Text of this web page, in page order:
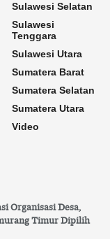
Sulawesi Selatan
Sulawesi
Tenggara
Sulawesi Utara
Sumatera Barat
Sumatera Selatan
Sumatera Utara
Video
Organisasi Desa,
Timur Dipilih